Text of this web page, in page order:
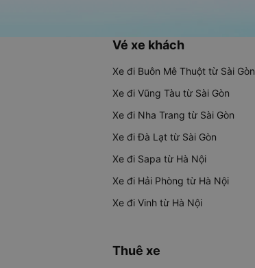
Vé xe khách
Xe đi Buôn Mê Thuột từ Sài Gòn
Xe đi Vũng Tàu từ Sài Gòn
Xe đi Nha Trang từ Sài Gòn
Xe đi Đà Lạt từ Sài Gòn
Xe đi Sapa từ Hà Nội
Xe đi Hải Phòng từ Hà Nội
Xe đi Vinh từ Hà Nội
Thuê xe